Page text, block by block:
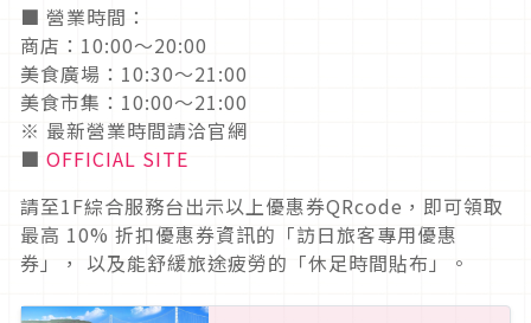
■ 營業時間：
商店：10:00～20:00
美食廣場：10:30～21:00
美食市集：10:00～21:00
※ 最新營業時間請洽官網
■ OFFICIAL SITE
請至1F綜合服務台出示以上優惠券QRcode，即可領取
最高 10% 折扣優惠券資訊的「訪日旅客專用優惠
券」， 以及能舒緩旅途疲勞的「休足時間貼布」。